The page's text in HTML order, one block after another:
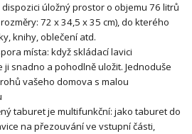
úložný prostor o objemu 76 litrů
72 x 34,5 x 35 cm), do kterého
knihy, oblečení atd.
místa: když skládací lavici
snadno a pohodlně uložit. Jednoduše
vašeho domova s ​​malou
taburet je multifunkční: jako taburet do
na přezouvání ve vstupní části,